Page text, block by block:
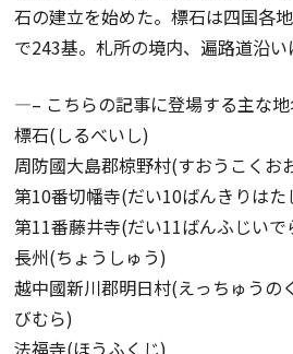
石の建立を始めた。標石は四国各
で243基。札所の境内、遍路道沿い
—– こちらの記事に登場する主な
標石(しるべいし)
周防國大島郡椋野村(すおうこくお
第10番切幡寺(だい10ばんきりはた
第11番藤井寺(だい11ばんふじいで
長州(ちょうしゅう)
越中國新川郡明日村(えっちゅうの
びむら)
法福寺(ほうふくじ)